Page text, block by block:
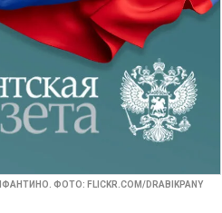
ФОТО: FLICKR.COM/DRABIKPANY